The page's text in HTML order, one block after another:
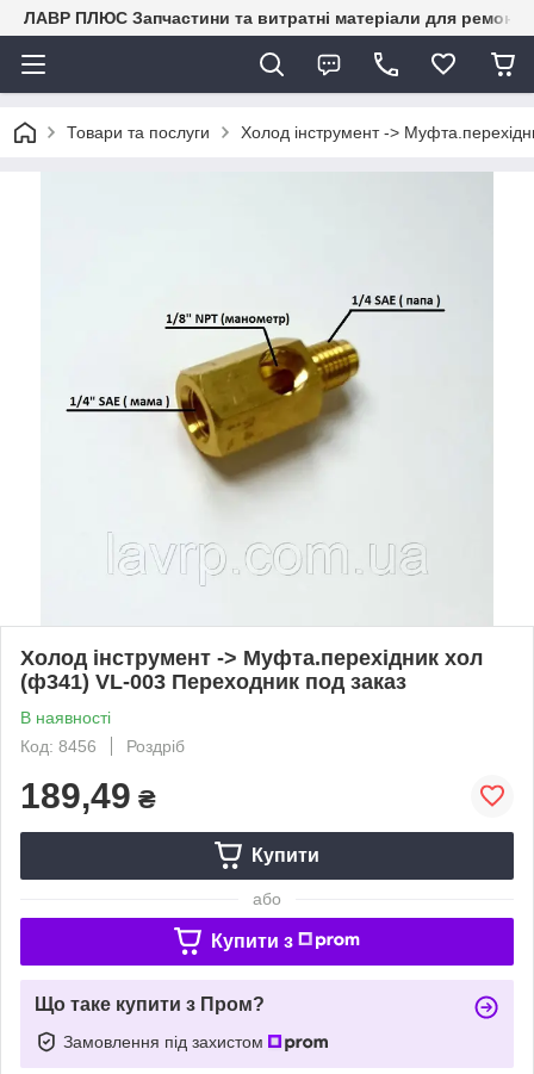
ЛАВР ПЛЮС Запчастини та витратні матеріали для ремонту
Товари та послуги Холод інструмент ->
Холод інструмент -> Муфта.перехідник хол
(ф341) VL-003 Переходник под заказ
В наявності
Код: 8456
Роздріб
189,49 ₴
Купити
або
Купити з
Що таке купити з Пром?
Замовлення під захистом